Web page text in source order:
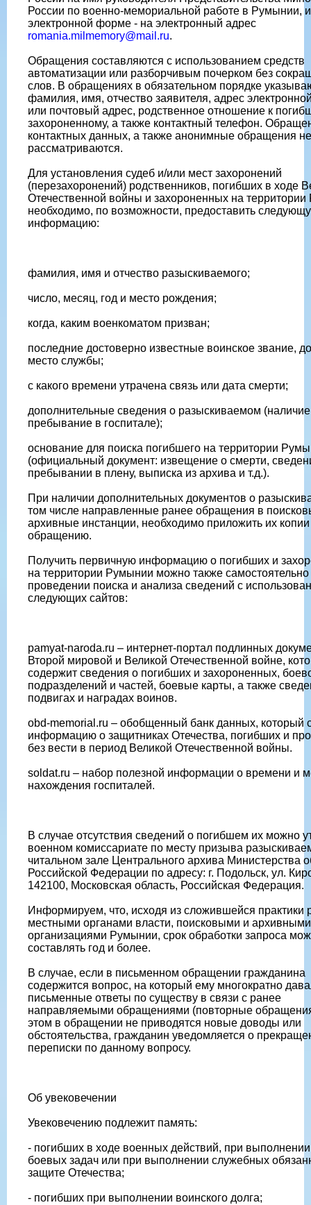
России по военно-мемориальной работе в Румынии,
электронной форме - на электронный адрес
romania.milmemory@mail.ru.
Обращения составляются с использованием средств
автоматизации или разборчивым почерком без
слов. В обращениях в обязательном порядке
фамилия, имя, отчество заявителя, адрес
или почтовый адрес, родственное отношение к
захороненному, а также контактный телефон.
контактных данных, а также анонимные обращения не
рассматриваются.
Для установления судеб и/или мест захоронений
(перезахоронений) родственников, погибших в ходе
Отечественной войны и захороненных на
необходимо, по возможности, предоставить
информацию:
фамилия, имя и отчество разыскиваемого;
число, месяц, год и место рождения;
когда, каким военкоматом призван;
последние достоверно известные воинское звание,
место службы;
с какого времени утрачена связь или дата смерти;
дополнительные сведения о разыскиваемом
пребывание в госпитале);
основание для поиска погибшего на территории
(официальный документ: извещение о смерти,
пребывании в плену, выписка из архива и т.д.).
При наличии дополнительных документов о
том числе направленные ранее обращения в
архивные инстанции, необходимо приложить их копии
обращению.
Получить первичную информацию о погибших и
на территории Румынии можно также
проведении поиска и анализа сведений с
следующих сайтов:
pamyat-naroda.ru – интернет-портал подлинных
Второй мировой и Великой Отечественной войне,
содержит сведения о погибших и захороненных,
подразделений и частей, боевые карты, а также
подвигах и наградах воинов.
obd-memorial.ru – обобщенный банк данных, который
информацию о защитниках Отечества, погибших и
без вести в период Великой Отечественной войны.
soldat.ru – набор полезной информации о времени и
нахождения госпиталей.
В случае отсутствия сведений о погибшем их можно
военном комиссариате по месту призыва
читальном зале Центрального архива Министерства
Российской Федерации по адресу: г. Подольск, ул.
142100, Московская область, Российская Федерация.
Информируем, что, исходя из сложившейся практики
местными органами власти, поисковыми и архивными
организациями Румынии, срок обработки запроса
составлять год и более.
В случае, если в письменном обращении гражданина
содержится вопрос, на который ему многократно
письменные ответы по существу в связи с ранее
направляемыми обращениями (повторные
этом в обращении не приводятся новые доводы или
обстоятельства, гражданин уведомляется о
переписки по данному вопросу.
Об увековечении
Увековечению подлежит память:
- погибших в ходе военных действий, при выполнении
боевых задач или при выполнении служебных
защите Отечества;
- погибших при выполнении воинского долга;